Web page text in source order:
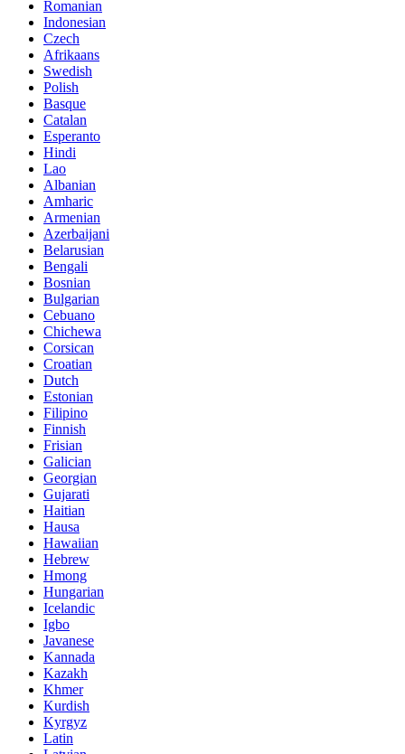
Romanian
Indonesian
Czech
Afrikaans
Swedish
Polish
Basque
Catalan
Esperanto
Hindi
Lao
Albanian
Amharic
Armenian
Azerbaijani
Belarusian
Bengali
Bosnian
Bulgarian
Cebuano
Chichewa
Corsican
Croatian
Dutch
Estonian
Filipino
Finnish
Frisian
Galician
Georgian
Gujarati
Haitian
Hausa
Hawaiian
Hebrew
Hmong
Hungarian
Icelandic
Igbo
Javanese
Kannada
Kazakh
Khmer
Kurdish
Kyrgyz
Latin